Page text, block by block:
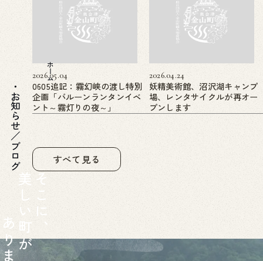
2026.05.04
0605追記：霧幻峡の渡し特別
企画「バルーンランタンイベ
ント～霧灯りの夜～」
2026.04.24
妖精美術館、沼沢湖キャンプ
場、レンタサイクルが再オー
プンします
すべて見る
ホーム
お知らせ／ブログ
そ
こ
に
、
美
し
い
町
が